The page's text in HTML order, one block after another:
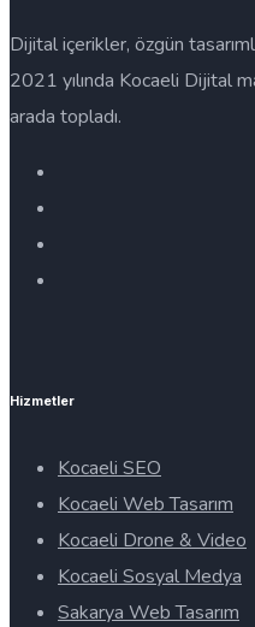
Dijital içerikler, özgün
2021 yılında Kocaeli Dijital
arada topladı.
Hizmetler
Kocaeli SEO
Kocaeli Web Tasarım
Kocaeli Drone & Video
Kocaeli Sosyal Medya
Sakarya Web Tasarım